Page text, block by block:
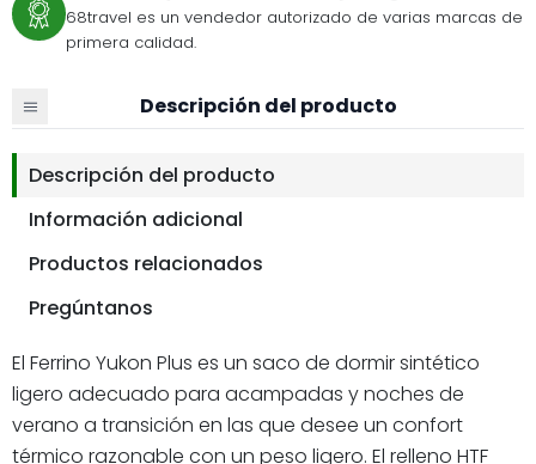
68travel es un vendedor autorizado de varias marcas de
primera calidad.
Descripción del producto
Descripción del producto
Información adicional
Productos relacionados
Pregúntanos
El Ferrino Yukon Plus es un saco de dormir sintético
ligero adecuado para acampadas y noches de
verano a transición en las que desee un confort
térmico razonable con un peso ligero. El relleno HTF